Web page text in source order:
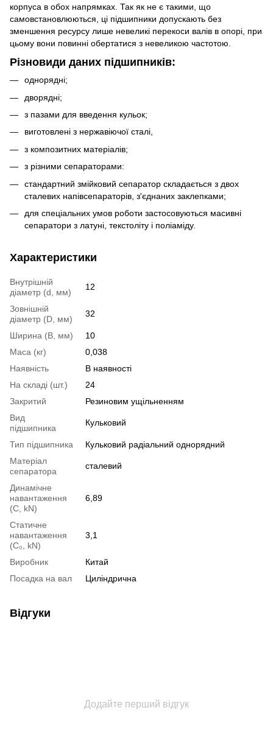
корпуса в обох напрямках. Так як не є такими, що
самовстановлюються, ці підшипники допускають без
зменшення ресурсу лише невеликі перекоси валів в опорі, при
цьому вони повинні обертатися з невеликою частотою.
Різновиди даних підшипників:
однорядні;
дворядні;
з пазами для введення кульок;
виготовлені з нержавіючої сталі,
з композитних матеріалів;
з різними сепараторами:
стандартний змійковий сепаратор складається з двох
сталевих напівсепараторів, з'єднаних заклепками;
для спеціальних умов роботи застосовуються масивні
сепаратори з латуні, текстоліту і поліаміду.
Характеристики
Внутрішній
діаметр (d, мм)
12
Зовнішній
діаметр (D, мм)
32
Ширина (B, мм)
10
Маса (кг)
0,038
Наявність
В наявності
На складі (шт.)
24
Закритий
Резиновим ущільненням
Вид
підшипника
Кульковий
Тип підшипника
Кульковий радіальний однорядний
Матеріал
сепаратора
сталевий
Динамічне
навантаження
(С, kN)
6,89
Статичне
навантаження
(С₀, kN)
3,1
Виробник
Китай
Посадка на вал
Циліндрична
Відгуки
Додайте перший відгук